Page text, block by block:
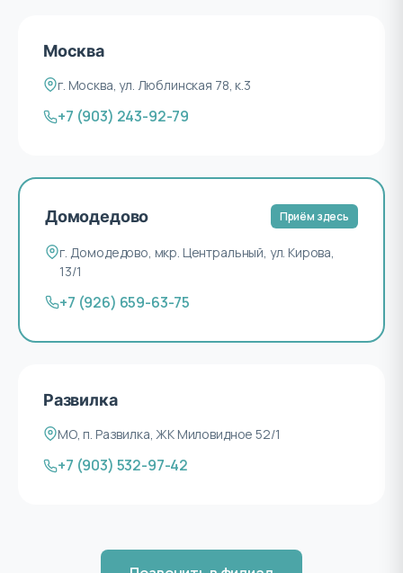
Москва
г. Москва, ул. Люблинская 78, к.3
+7 (903) 243-92-79
Домодедово Приём здесь
г. Домодедово, мкр. Центральный, ул. Кирова,
13/1
+7 (926) 659-63-75
Развилка
МО, п. Развилка, ЖК Миловидное 52/1
+7 (903) 532-97-42